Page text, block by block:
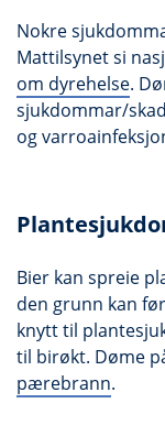
Nokre
Mattilsynet si
om dyrehelse.
sjukdommar/
og
Bier kan spreie
den grunn kan
knytt til
til birøkt. Døme
pærebrann.